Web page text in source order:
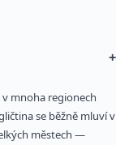
+
mnoha regionech
se běžně mluví v
městech —